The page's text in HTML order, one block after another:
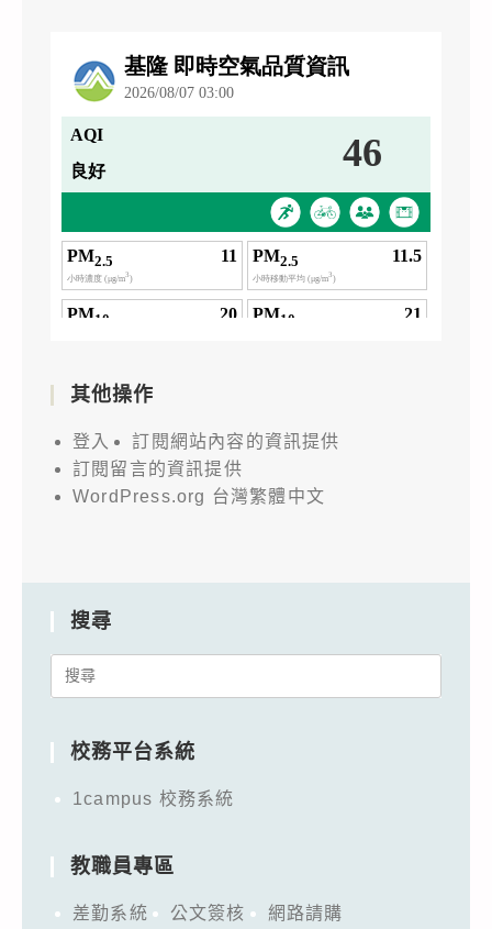
其他操作
登入
訂閱網站內容的資訊提供
訂閱留言的資訊提供
WordPress.org 台灣繁體中文
搜尋
Search
校務平台系統
1campus 校務系統
教職員專區
差勤系統 公文簽核
網路請購